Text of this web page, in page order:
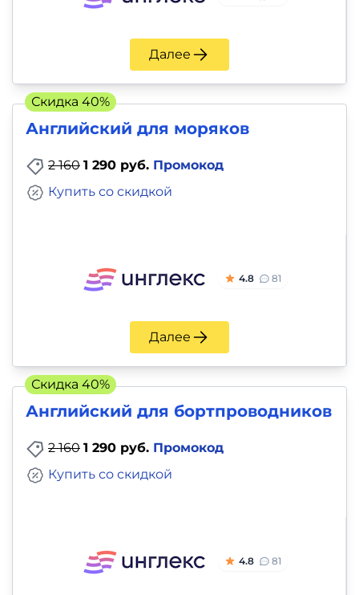
Далее
Английский для моряков
2 160 1 290 руб. Промокод
Купить со скидкой
4.8 81
Далее
Скидка 40%
Английский для бортпроводников
2 160 1 290 руб. Промокод
Купить со скидкой
4.8 81
Скидка 40%